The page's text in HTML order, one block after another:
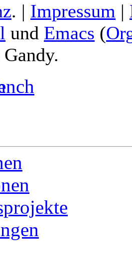
. | Impressum |
und Emacs (